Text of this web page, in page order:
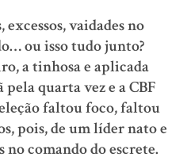
vaidades no
ou isso tudo junto?
a tinhosa e aplicada
quarta vez e a CBF
faltou foco, faltou
pois, de um líder nato e
comando do escrete.